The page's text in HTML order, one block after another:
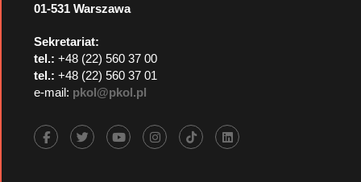
01-531 Warszawa
Sekretariat:
tel.: +48 (22) 560 37 00
tel.: +48 (22) 560 37 01
e-mail: pkol@pkol.pl